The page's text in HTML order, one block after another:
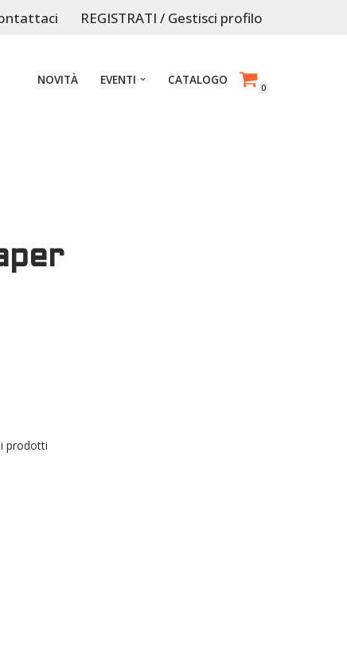
REGISTRATI / Gestisci profilo
NOVITÀ EVENTI CATALOGO
0
prodotti